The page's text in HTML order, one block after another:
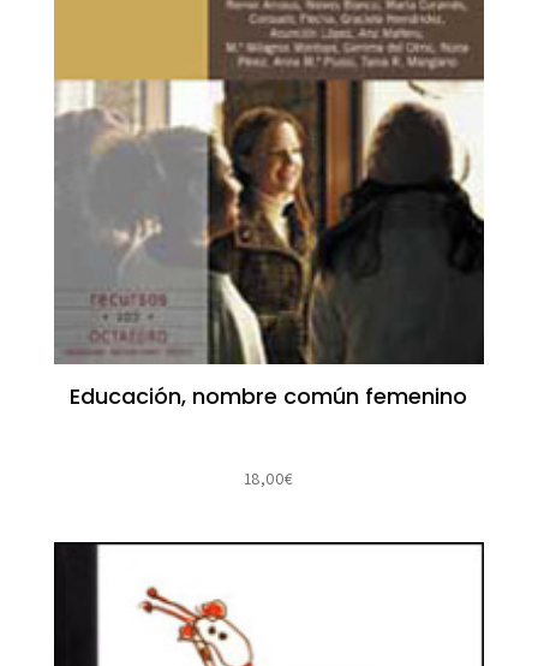
Educación, nombre común femenino
18,00€